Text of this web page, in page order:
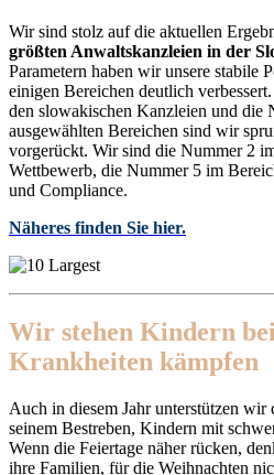
Wir sind stolz auf die aktuellen
größten Anwaltskanzleien in der
Parametern haben wir unsere stabile
einigen Bereichen deutlich
den slowakischen Kanzleien und die
ausgewählten Bereichen sind wir
vorgerückt. Wir sind die Nummer 2
Wettbewerb, die Nummer 5 im
und Compliance.
Näheres finden Sie hier.
Wir stehen Kindern
Krankheiten kämpfen
Auch in diesem Jahr unterstützen wir
seinem Bestreben, Kindern mit
Wenn die Feiertage näher rücken,
ihre Familien, für die Weihnachten